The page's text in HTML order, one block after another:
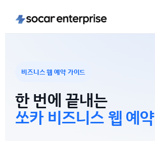
비즈니스 웹 예약 가이드
한 번에 끝내는
쏘카 비즈니스 웹 예약